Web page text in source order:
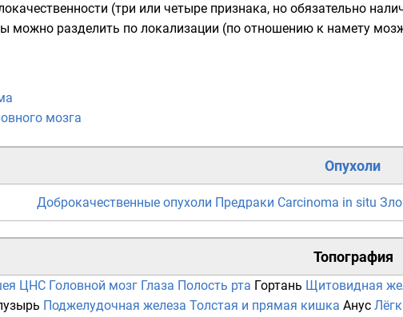
(три или четыре признака, но обязательно
можно разделить по локализации (по отношению к намету
мозга
Опухоли
Доброкачественные опухоли Предраки Carcinoma in situ
Топография
ЦНС Головной мозг Глаза Полость рта Гортань Щитовидная
Поджелудочная железа Толстая и прямая кишка Анус